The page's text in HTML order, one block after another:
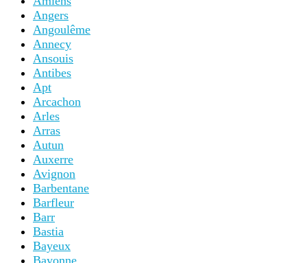
Angers
Angoulême
Annecy
Ansouis
Antibes
Apt
Arcachon
Arles
Arras
Autun
Auxerre
Avignon
Barbentane
Barfleur
Barr
Bastia
Bayeux
Bayonne